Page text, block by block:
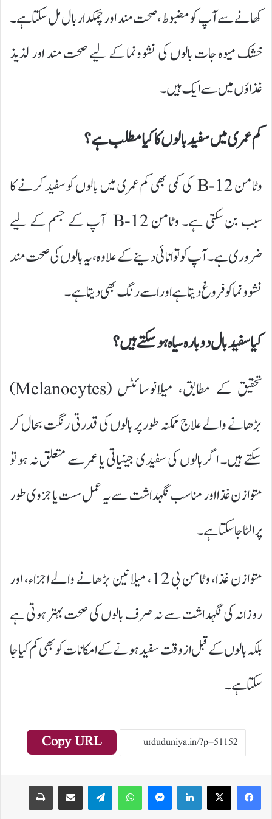
کھانے سے آپ کو مضبوط، صحت مند اور چمکدار بال مل سکتا ہے۔
خشک میوہ جات بالوں کی نشوونما کے لیے صحت مند اور لذیذ
غذاؤں میں سے ایک ہیں ۔
کم عمری میں سفید بالوں کا کیا مطلب ہے؟
وٹامن B-12 کی کمی بھی کم عمری میں بالوں کو سفید کرنے کا
سبب بن سکتی ہے۔ وٹامن B-12 آپ کے جسم کے لیے
ضروری ہے۔ آپ کو توانائی دینے کے علاوہ، یہ بالوں کی صحت مند
نشوونما کو فروغ دیتا ہے اور اسے رنگ بھی دیتا ہے۔
کیا سفید بال دوبارہ سیاہ ہو سکتے ہیں؟
تحقیق کے مطابق، میلانوسائٹس (Melanocytes)
بڑھانے والے علاج ممکنہ طور پر بالوں کی قدرتی رنگت بحال کر
سکتے ہیں۔ اگر بالوں کی سفیدی جینیاتی یا عمر سے متعلق نہ ہو تو
متوازن غذا اور مناسب نگہداشت سے یہ عمل سست یا جزوی طور
پر الٹا جا سکتا ہے۔
متوازن غذا، وٹامن بی 12، میلانین بڑھانے والے اجزاء، اور
روزانہ کی نگہداشت سے نہ صرف بالوں کی صحت بہتر ہوتی ہے
بلکہ بالوں کے قبل از وقت سفید ہونے کے امکانات کو بھی کم کیا جا
سکتا ہے۔
Copy URL
LinkedIn
WhatsApp
Telegram